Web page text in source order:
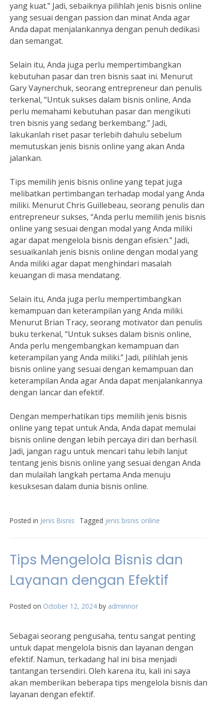
yang kuat.” Jadi, sebaiknya pilihlah jenis bisnis online
yang sesuai dengan passion dan minat Anda agar
Anda dapat menjalankannya dengan penuh dedikasi
dan semangat.
Selain itu, Anda juga perlu mempertimbangkan
kebutuhan pasar dan tren bisnis saat ini. Menurut
Gary Vaynerchuk, seorang entrepreneur dan penulis
terkenal, “Untuk sukses dalam bisnis online, Anda
perlu memahami kebutuhan pasar dan mengikuti
tren bisnis yang sedang berkembang.” Jadi,
lakukanlah riset pasar terlebih dahulu sebelum
memutuskan jenis bisnis online yang akan Anda
jalankan.
Tips memilih jenis bisnis online yang tepat juga
melibatkan pertimbangan terhadap modal yang Anda
miliki. Menurut Chris Guillebeau, seorang penulis dan
entrepreneur sukses, “Anda perlu memilih jenis bisnis
online yang sesuai dengan modal yang Anda miliki
agar dapat mengelola bisnis dengan efisien.” Jadi,
sesuaikanlah jenis bisnis online dengan modal yang
Anda miliki agar dapat menghindari masalah
keuangan di masa mendatang.
Selain itu, Anda juga perlu mempertimbangkan
kemampuan dan keterampilan yang Anda miliki.
Menurut Brian Tracy, seorang motivator dan penulis
buku terkenal, “Untuk sukses dalam bisnis online,
Anda perlu mengembangkan kemampuan dan
keterampilan yang Anda miliki.” Jadi, pilihlah jenis
bisnis online yang sesuai dengan kemampuan dan
keterampilan Anda agar Anda dapat menjalankannya
dengan lancar dan efektif.
Dengan memperhatikan tips memilih jenis bisnis
online yang tepat untuk Anda, Anda dapat memulai
bisnis online dengan lebih percaya diri dan berhasil.
Jadi, jangan ragu untuk mencari tahu lebih lanjut
tentang jenis bisnis online yang sesuai dengan Anda
dan mulailah langkah pertama Anda menuju
kesuksesan dalam dunia bisnis online.
Posted in Jenis Bisnis Tagged jenis bisnis online
Tips Mengelola Bisnis dan
Layanan dengan Efektif
Posted on October 12, 2024 by adminnor
Sebagai seorang pengusaha, tentu sangat penting
untuk dapat mengelola bisnis dan layanan dengan
efektif. Namun, terkadang hal ini bisa menjadi
tantangan tersendiri. Oleh karena itu, kali ini saya
akan memberikan beberapa tips mengelola bisnis dan
layanan dengan efektif.